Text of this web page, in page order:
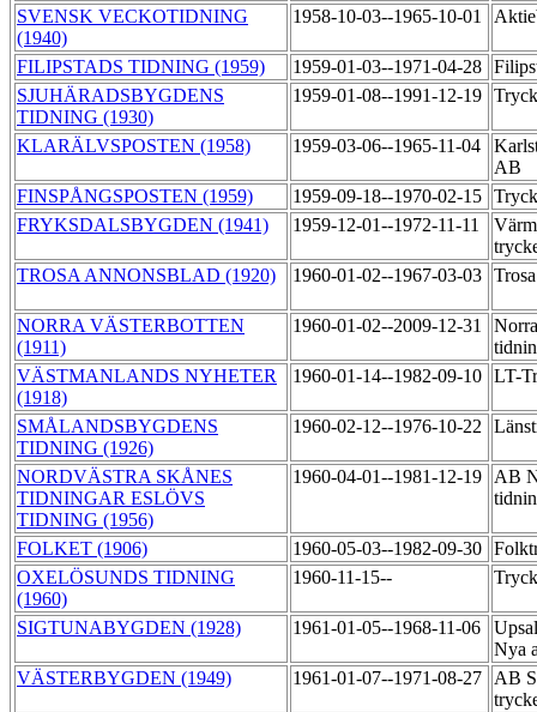
SVENSK VECKOTIDNING
(1940)
1958-10-03--1965-10-01
FILIPSTADS TIDNING (1959) 1959-01-03--1971-04-28
SJUHÄRADSBYGDENS
TIDNING (1930)
1959-01-08--1991-12-19
KLARÄLVSPOSTEN (1958) 1959-03-06--1965-11-04
AB
FINSPÅNGSPOSTEN (1959)
1959-09-18--1970-02-15
FRYKSDALSBYGDEN (1941)
1959-12-01--1972-11-11
TROSA ANNONSBLAD (1920)
1960-01-02--1967-03-03
NORRA VÄSTERBOTTEN
(1911)
1960-01-02--2009-12-31
VÄSTMANLANDS NYHETER
(1918)
1960-01-14--1982-09-10 LT-
SMÅLANDSBYGDENS
TIDNING (1926)
1960-02-12--1976-10-22
NORDVÄSTRA SKÅNES
TIDNINGAR ESLÖVS
TIDNING (1956)
1960-04-01--1981-12-19
AB
FOLKET (1906) 1960-05-03--1982-09-30
OXELÖSUNDS TIDNING
(1960)
1960-11-15--
SIGTUNABYGDEN (1928) 1961-01-05--1968-11-06
Nya
VÄSTERBYGDEN (1949)
1961-01-07--1971-08-27
AB